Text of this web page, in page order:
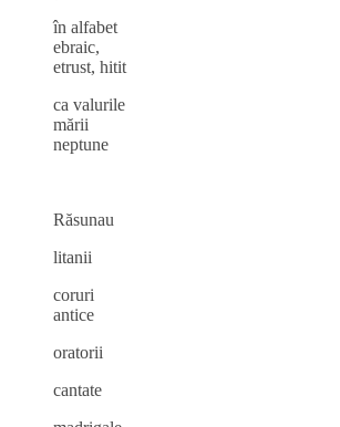
în alfabet
ebraic,
etrust, hitit
ca valurile
mării
neptune
Răsunau
litanii
coruri
antice
oratorii
cantate